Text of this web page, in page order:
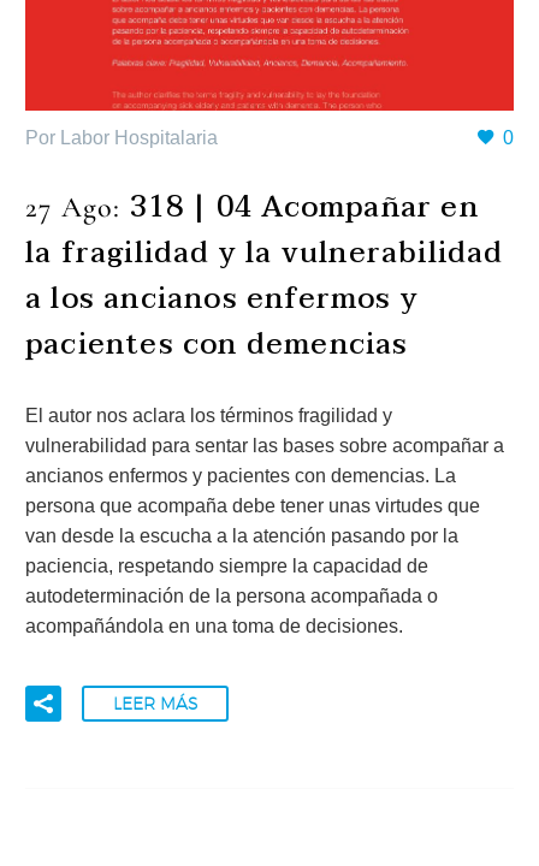
0
Por Labor Hospitalaria
27 Ago: 318 | 04 Acompañar en
la fragilidad y la vulnerabilidad
a los ancianos enfermos y
pacientes con demencias
El autor nos aclara los términos fragilidad y
vulnerabilidad para sentar las bases sobre acompañar a
ancianos enfermos y pacientes con demencias. La
persona que acompaña debe tener unas virtudes que
van desde la escucha a la atención pasando por la
paciencia, respetando siempre la capacidad de
autodeterminación de la persona acompañada o
acompañándola en una toma de decisiones.
LEER MÁS